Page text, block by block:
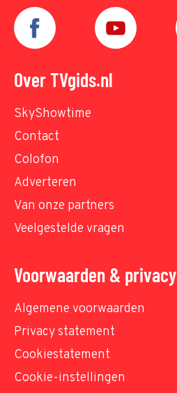
Over TVgids.nl
SkyShowtime
Contact
Colofon
Adverteren
Van onze partners
Veelgestelde vragen
Voorwaarden & privacy
Algemene voorwaarden
Privacy statement
Cookiestatement
Cookie-instellingen